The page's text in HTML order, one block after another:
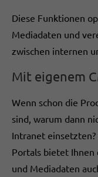
Diese Funktionen
Mediadaten und
zwischen internen
Mit eigenem
Wenn schon die
sind, warum dann
Intranet einsetzten?
Portals bietet
und Mediadaten